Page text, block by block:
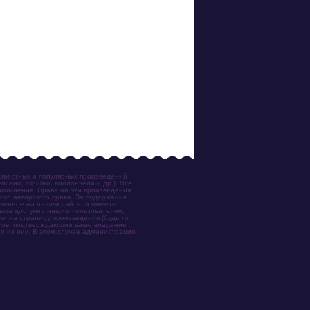
и популярных произведений
скрипки, виолончели и др.). Все
Права на эти произведения
авторского права. За содержание
на нашем сайте, и имеете
доступна нашим пользователям,
на страницу произведения (будь то
подтверждающие ваше владение
из них. В этом случае администрация